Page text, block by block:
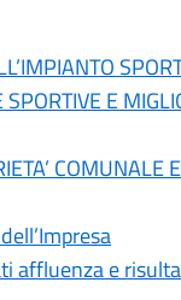
E
COMUNALE
affluenza e